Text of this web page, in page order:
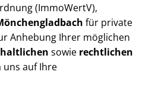
(ImmoWertV),
für private
Anhebung Ihrer möglichen
sowie rechtlichen
uns auf Ihre